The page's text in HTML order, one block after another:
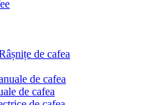
de cafea
de cafea